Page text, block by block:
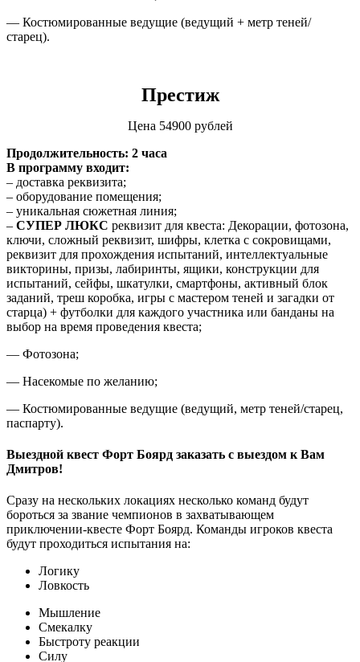
— Костюмированные ведущие (ведущий + метр теней/
старец).
Престиж
Цена 54900 рублей
Продолжительность: 2 часа
В программу входит:
– доставка реквизита;
– оборудование помещения;
– уникальная сюжетная линия;
– СУПЕР ЛЮКС реквизит для квеста: Декорации, фотозона,
ключи, сложный реквизит, шифры, клетка с сокровищами,
реквизит для прохождения испытаний, интеллектуальные
викторины, призы, лабиринты, ящики, конструкции для
испытаний, сейфы, шкатулки, смартфоны, активный блок
заданий, треш коробка, игры с мастером теней и загадки от
старца) + футболки для каждого участника или банданы на
выбор на время проведения квеста;
— Фотозона;
— Насекомые по желанию;
— Костюмированные ведущие (ведущий, метр теней/старец,
паспарту).
Выездной квест Форт Боярд заказать с выездом к Вам
Дмитров!
Сразу на нескольких локациях несколько команд будут
бороться за звание чемпионов в захватывающем
приключении-квесте Форт Боярд. Команды игроков квеста
будут проходиться испытания на:
Логику
Ловкость
Мышление
Смекалку
Быстроту реакции
Силу